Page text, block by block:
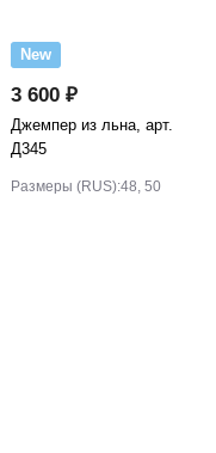
New
3 600 ₽
Джемпер из льна, арт.
Д345
Размеры (RUS):48, 50